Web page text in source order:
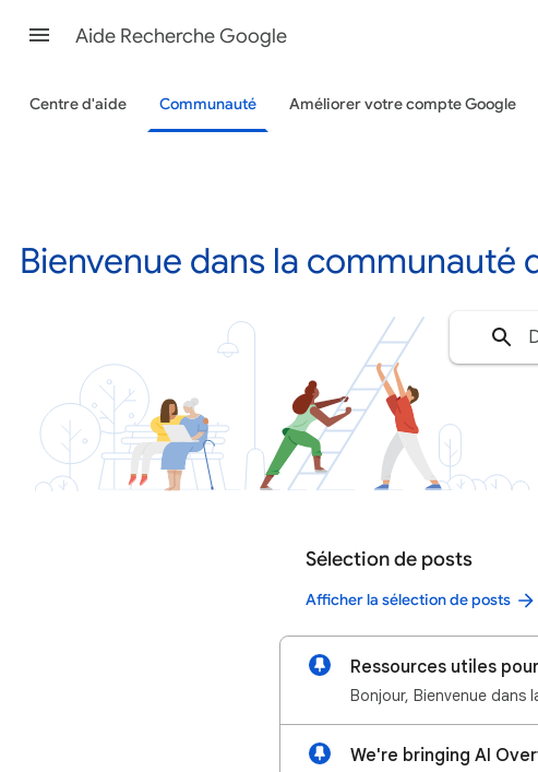
Aide Recherche Google
Centre d'aide Communauté Améliorer votre compte Google
Bienvenue dans la
Sélection de posts
Afficher la sélection de posts
Ressources utiles
We're bringing AI